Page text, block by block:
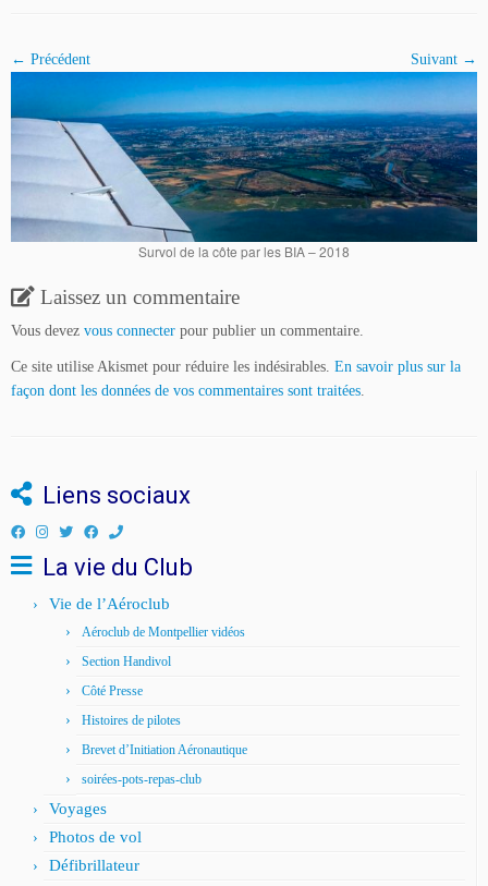
← Précédent Suivant →
Survol de la côte par les BIA – 2018
Laissez un commentaire
Vous devez vous connecter pour publier un commentaire.
Ce site utilise Akismet pour réduire les indésirables. En savoir plus sur la
façon dont les données de vos commentaires sont traitées.
Liens sociaux
La vie du Club
Vie de l’Aéroclub
Aéroclub de Montpellier vidéos
Section Handivol
Côté Presse
Histoires de pilotes
Brevet d’Initiation Aéronautique
soirées-pots-repas-club
Voyages
Photos de vol
Défibrillateur